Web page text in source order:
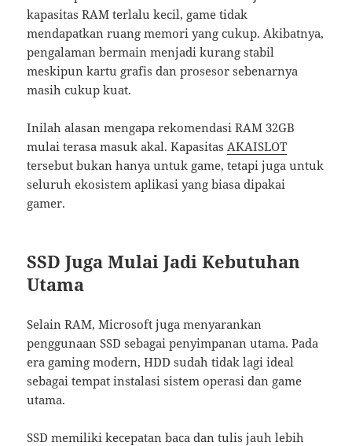
kapasitas RAM terlalu kecil, game tidak
mendapatkan ruang memori yang cukup. Akibatnya,
pengalaman bermain menjadi kurang stabil
meskipun kartu grafis dan prosesor sebenarnya
masih cukup kuat.
Inilah alasan mengapa rekomendasi RAM 32GB
mulai terasa masuk akal. Kapasitas AKAISLOT
tersebut bukan hanya untuk game, tetapi juga untuk
seluruh ekosistem aplikasi yang biasa dipakai
gamer.
SSD Juga Mulai Jadi Kebutuhan
Utama
Selain RAM, Microsoft juga menyarankan
penggunaan SSD sebagai penyimpanan utama. Pada
era gaming modern, HDD sudah tidak lagi ideal
sebagai tempat instalasi sistem operasi dan game
utama.
SSD memiliki kecepatan baca dan tulis jauh lebih